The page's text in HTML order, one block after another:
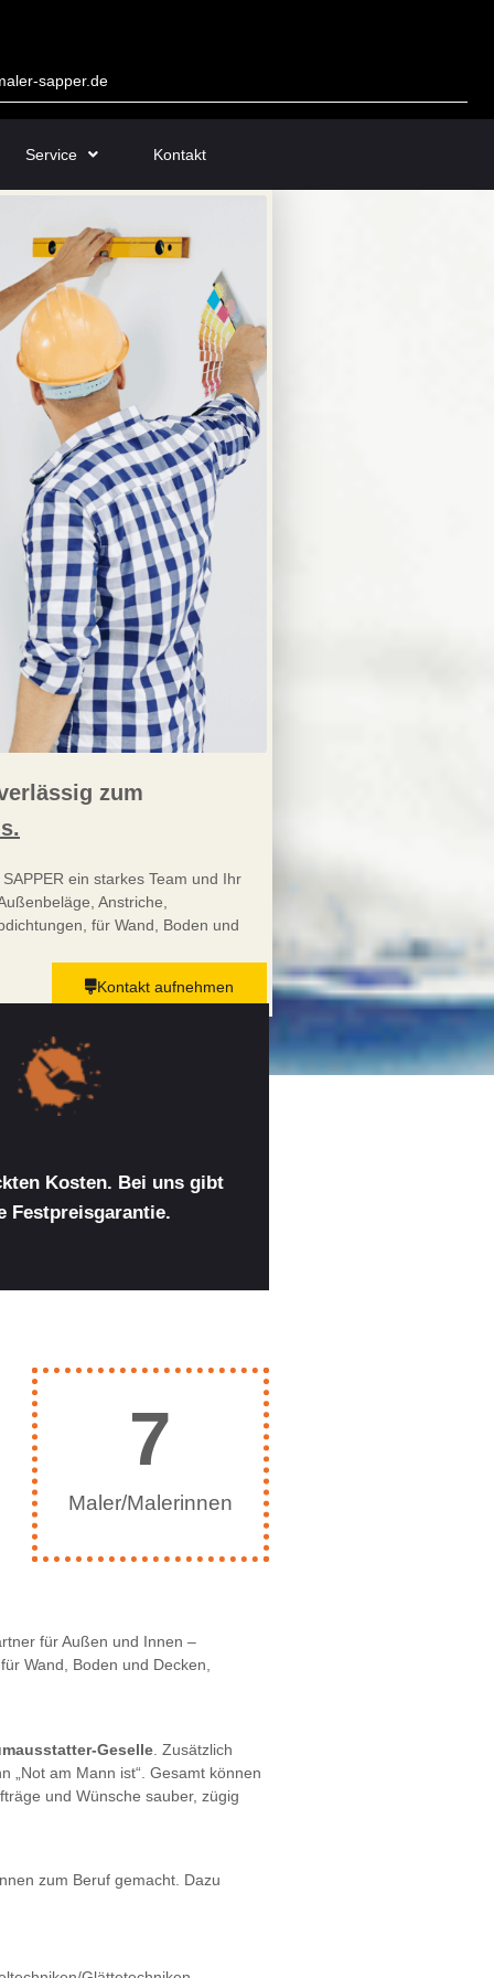
sapper.de
Service Kontakt
zum
ein starkes Team und Ihr
Anstriche,
für Wand, Boden und
Kontakt aufnehmen
Kosten. Bei uns gibt
Festpreisgarantie.
Maler/Malerinnen
8
für Außen und Innen –
Wand, Boden und Decken,
Geselle . Zusätzlich
„Not am Mann ist“. Gesamt können
und Wünsche sauber, zügig
zum Beruf gemacht. Dazu